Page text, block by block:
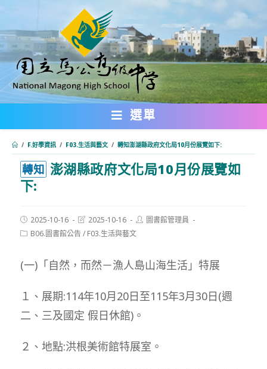
轉
主
要
內
選單
/ F.好學資訊 / F03.生活與藝文 / 轉知澎湖縣政府文化局10月份展覽如下:
轉知 澎湖縣政府文化局10月份展覽如
下:
Post
published:
2025-10-16
Post
last
modified:
2025-10-16
Post圖書館管理員
PostB06.圖書館公告/ F03.生活與藝文
(一)「自然，而然－漁人島山海生活」特展
１、展期:114年10月20日至115年3月30日(週
二、三及國定 假日休館)。
２、地點:洪根美術館特展室。